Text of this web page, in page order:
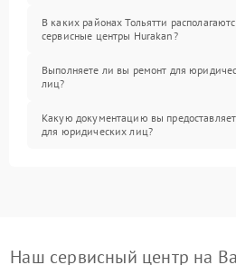
В каких районах Тольятти
сервисные центры Hurakan?
Выполняете ли вы ремонт для
лиц?
Какую документацию вы
для юридических лиц?
Наш сервисный центр на